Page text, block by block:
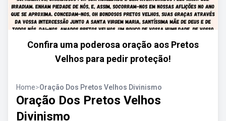
Confira uma poderosa oração aos Pretos
Velhos para pedir proteção!
Home>Oração Dos Pretos Velhos Divinismo
Oração Dos Pretos Velhos
Divinismo